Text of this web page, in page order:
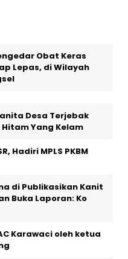
Obat Keras
Lepas, di Wilayah
Desa Terjebak
Yang Kelam
Hadiri MPLS PKBM
di Publikasikan Kanit
Buka Laporan: Ko
Karawaci oleh ketua